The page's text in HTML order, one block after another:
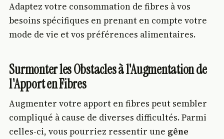
Adaptez votre consommation de fibres à vos
besoins spécifiques en prenant en compte votre
mode de vie et vos préférences alimentaires.
Surmonter les Obstacles à l'Augmentation de
l'Apport en Fibres
Augmenter votre apport en fibres peut sembler
compliqué à cause de diverses difficultés. Parmi
celles-ci, vous pourriez ressentir une gêne